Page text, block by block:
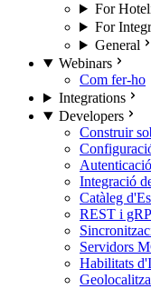
For
For
General
Webinars
Com fer-ho
Integrations
Developers
Construir
Autenticació
Integració
Catàleg
REST i
Servidors
Habilitats